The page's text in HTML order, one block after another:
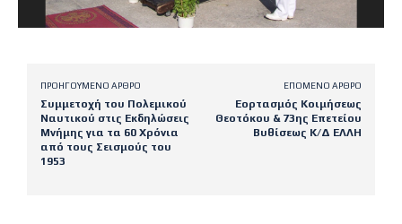
ΠΡΟΗΓΟΎΜΕΝΟ ΆΡΘΡΟ
Συμμετοχή του Πολεμικού
Ναυτικού στις Εκδηλώσεις
Μνήμης για τα 60 Χρόνια
από τους Σεισμούς του
1953
ΕΠΌΜΕΝΟ ΆΡΘΡΟ
Εορτασμός Κοιμήσεως
Θεοτόκου & 73ης Επετείου
Βυθίσεως Κ/Δ ΕΛΛΗ